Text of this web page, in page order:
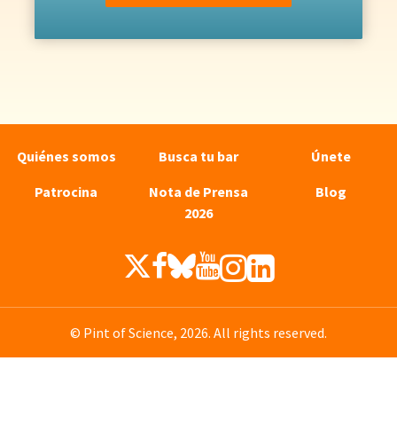
Quiénes somos Busca tu bar
Únete
Patrocina
Nota de Prensa
2026
Blog
© Pint of Science, 2026. All rights reserved.